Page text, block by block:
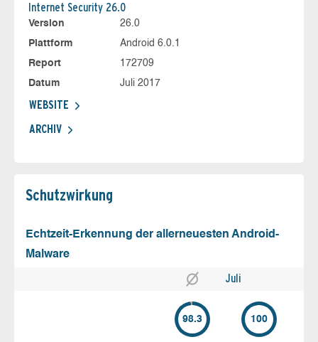
Internet Security 26.0
Version
26.0
Plattform
Android 6.0.1
Report
172709
Datum
Juli 2017
WEBSITE
ARCHIV
Schutz­wirkung
Echtzeit-Erkennung der allerneuesten Android-
Malware
Juli
98.3 100